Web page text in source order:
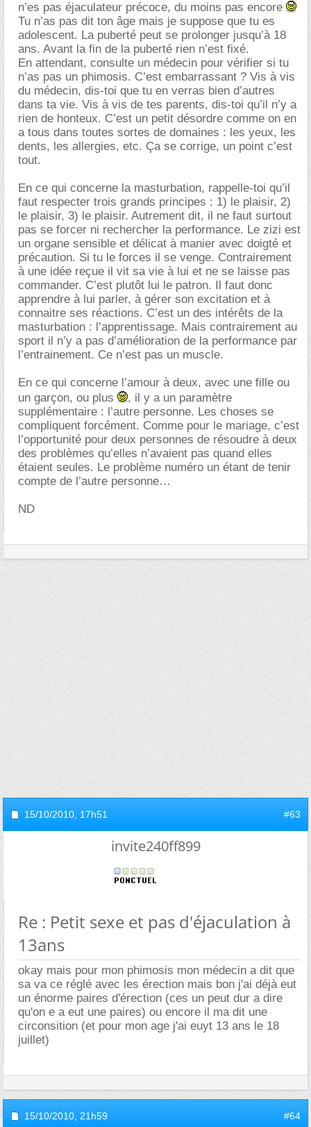
n’es pas éjaculateur précoce, du moins pas encore
Tu n’as pas dit ton âge mais je suppose que tu es
adolescent. La puberté peut se prolonger jusqu’à 18
ans. Avant la fin de la puberté rien n’est fixé.
En attendant, consulte un médecin pour vérifier si tu
n’as pas un phimosis. C’est embarrassant ? Vis à vis
du médecin, dis-toi que tu en verras bien d’autres
dans ta vie. Vis à vis de tes parents, dis-toi qu’il n’y a
rien de honteux. C’est un petit désordre comme on en
a tous dans toutes sortes de domaines : les yeux, les
dents, les allergies, etc. Ça se corrige, un point c’est
tout.
En ce qui concerne la masturbation, rappelle-toi qu’il
faut respecter trois grands principes : 1) le plaisir, 2)
le plaisir, 3) le plaisir. Autrement dit, il ne faut surtout
pas se forcer ni rechercher la performance. Le zizi est
un organe sensible et délicat à manier avec doigté et
précaution. Si tu le forces il se venge. Contrairement
à une idée reçue il vit sa vie à lui et ne se laisse pas
commander. C’est plutôt lui le patron. Il faut donc
apprendre à lui parler, à gérer son excitation et à
connaitre ses réactions. C’est un des intérêts de la
masturbation : l’apprentissage. Mais contrairement au
sport il n’y a pas d’amélioration de la performance par
l’entrainement. Ce n’est pas un muscle.
En ce qui concerne l’amour à deux, avec une fille ou
un garçon, ou plus
, il y a un paramètre
supplémentaire : l’autre personne. Les choses se
compliquent forcément. Comme pour le mariage, c’est
l’opportunité pour deux personnes de résoudre à deux
des problèmes qu’elles n’avaient pas quand elles
étaient seules. Le problème numéro un étant de tenir
compte de l’autre personne
ND
15/10/2010, 17h51 #63
invite240ff899
Re : Petit sexe et pas d'éjaculation à
13ans
okay mais pour mon phimosis mon médecin a dit que
sa va ce réglé avec les érection mais bon j'ai déjà eut
un énorme paires d'érection (ces un peut dur a dire
qu'on e a eut une paires) ou encore il ma dit une
circonsition (et pour mon age j'ai euyt 13 ans le 18
juillet)
15/10/2010, 21h59 #64